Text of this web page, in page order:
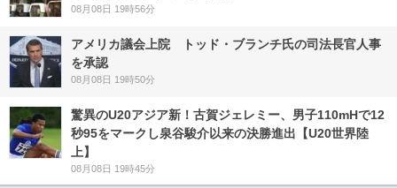
08月08日 19時56分
アメリカ議会上院 トッド・ブランチ氏の司法長官人事
を承認
08月08日 19時50分
驚異のU20アジア新！古賀ジェレミー、男子110mHで12
秒95をマークし泉谷駿介以来の決勝進出【U20世界陸
上】
08月08日 19時45分